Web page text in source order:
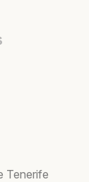
Tenerife